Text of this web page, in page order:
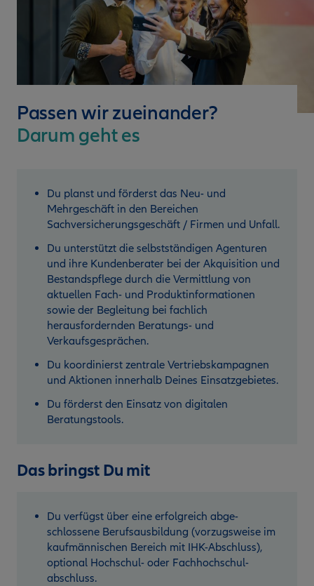
Passen wir zueinander?
Darum geht es
Du planst und förderst das Neu- und
Mehrgeschäft in den Bereichen
Sachversicherungsgeschäft / Firmen und Unfall.
Du unterstützt die selbstständigen Agenturen
und ihre Kundenberater bei der Akquisition und
Bestandspflege durch die Vermittlung von
aktuellen Fach- und Produktinformationen
sowie der Begleitung bei fachlich
herausfordernden Beratungs- und
Verkaufsgesprächen.
Du koordinierst zentrale Vertriebskampagnen
und Aktionen innerhalb Deines Einsatzgebietes.
Du förderst den Einsatz von digitalen
Beratungstools.
Das bringst Du mit
Du verfügst über eine erfolgreich abge­
schlossene Berufsausbildung (vorzugsweise im
kaufmännischen Bereich mit IHK-Abschluss),
optional Hochschul- oder Fachhochschul­
abschluss.